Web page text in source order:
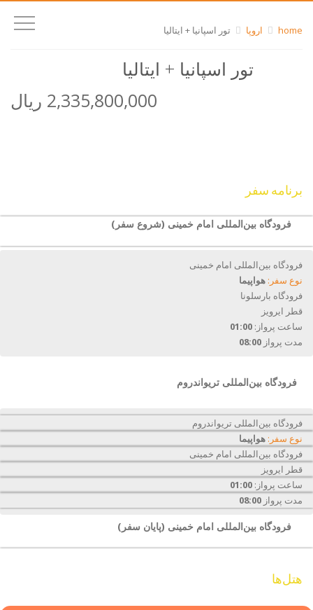
home اروپا تور اسپانیا + ایتالیا
تور اسپانیا + ایتالیا
2,335,800,000 ریال
برنامه سفر
فرودگاه بین‌المللی امام خمینی (شروع سفر)
فرودگاه بین‌المللی امام خمینی
نوع سفر: هواپیما
فرودگاه بارسلونا
قطر ایرویز
ساعت پرواز: 01:00
مدت پرواز 08:00
فرودگاه بین‌المللی تریواندروم
فرودگاه بین‌المللی تریواندروم
نوع سفر: هواپیما
فرودگاه بین‌المللی امام خمینی
قطر ایرویز
ساعت پرواز: 01:00
مدت پرواز 08:00
فرودگاه بین‌المللی امام خمینی (پایان سفر)
هتل‌ها